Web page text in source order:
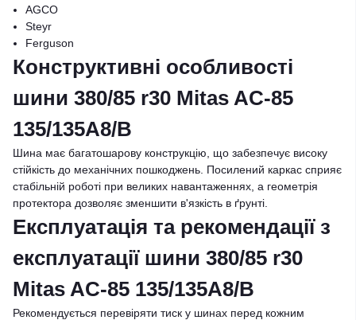
AGCO
Steyr
Ferguson
Конструктивні особливості
шини 380/85 r30 Mitas AC-85
135/135A8/B
Шина має багатошарову конструкцію, що забезпечує високу
стійкість до механічних пошкоджень. Посилений каркас сприяє
стабільній роботі при великих навантаженнях, а геометрія
протектора дозволяє зменшити в'язкість в ґрунті.
Експлуатація та рекомендації з
експлуатації шини 380/85 r30
Mitas AC-85 135/135A8/B
Рекомендується перевіряти тиск у шинах перед кожним